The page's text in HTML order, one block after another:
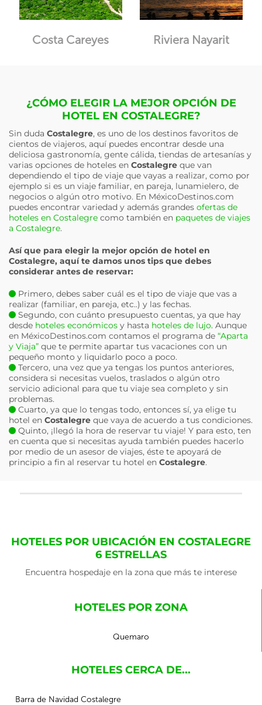
Costa Careyes Riviera Nayarit
¿CÓMO ELEGIR LA MEJOR OPCIÓN DE
HOTEL EN COSTALEGRE?
Sin duda Costalegre, es uno de los destinos favoritos de
cientos de viajeros, aquí puedes encontrar desde una
deliciosa gastronomía, gente cálida, tiendas de artesanías y
varias opciones de hoteles en Costalegre que van
dependiendo el tipo de viaje que vayas a realizar, como por
ejemplo si es un viaje familiar, en pareja, lunamielero, de
negocios o algún otro motivo. En MéxicoDestinos.com
puedes encontrar variedad y además grandes ofertas de
hoteles en Costalegre como también en paquetes de viajes
a Costalegre.
Así que para elegir la mejor opción de hotel en
Costalegre, aquí te damos unos tips que debes
considerar antes de reservar:
Primero, debes saber cuál es el tipo de viaje que vas a
realizar (familiar, en pareja, etc..) y las fechas.
Segundo, con cuánto presupuesto cuentas, ya que hay
desde hoteles económicos y hasta hoteles de lujo. Aunque
en MéxicoDestinos.com contamos el programa de “Aparta
y Viaja” que te permite apartar tus vacaciones con un
pequeño monto y liquidarlo poco a poco.
Tercero, una vez que ya tengas los puntos anteriores,
considera si necesitas vuelos, traslados o algún otro
servicio adicional para que tu viaje sea completo y sin
problemas.
Cuarto, ya que lo tengas todo, entonces sí, ya elige tu
hotel en Costalegre que vaya de acuerdo a tus condiciones.
Quinto, ¡llegó la hora de reservar tu viaje! Y para esto, ten
en cuenta que si necesitas ayuda también puedes hacerlo
por medio de un asesor de viajes, éste te apoyará de
principio a fin al reservar tu hotel en Costalegre.
HOTELES POR UBICACIÓN EN COSTALEGRE
6 ESTRELLAS
Encuentra hospedaje en la zona que más te interese
HOTELES POR ZONA
Quemaro
HOTELES CERCA DE...
Barra de Navidad Costalegre